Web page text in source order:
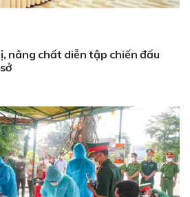
nâng chất diễn tập chiến đấu